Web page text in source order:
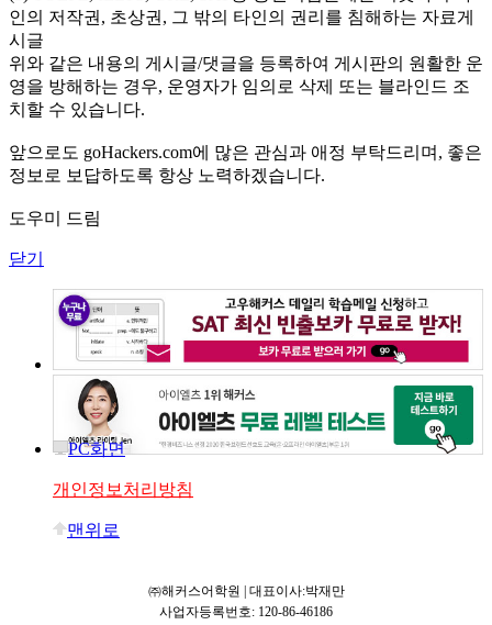
인의 저작권, 초상권, 그 밖의 타인의 권리를 침해하는 자료게
시글
위와 같은 내용의 게시글/댓글을 등록하여 게시판의 원활한 운
영을 방해하는 경우, 운영자가 임의로 삭제 또는 블라인드 조
치할 수 있습니다.
앞으로도 goHackers.com에 많은 관심과 애정 부탁드리며, 좋은
정보로 보답하도록 항상 노력하겠습니다.
도우미 드림
닫기
PC화면
개인정보처리방침
맨위로
㈜해커스어학원 | 대표이사:박재만
사업자등록번호: 120-86-46186